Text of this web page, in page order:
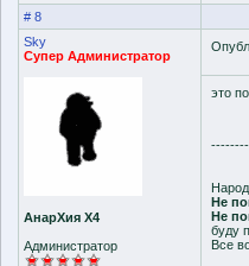
# 8
Sky
Супер Администратор
АнарХия Х4
Администратор
это
Не
Не
буду
Все